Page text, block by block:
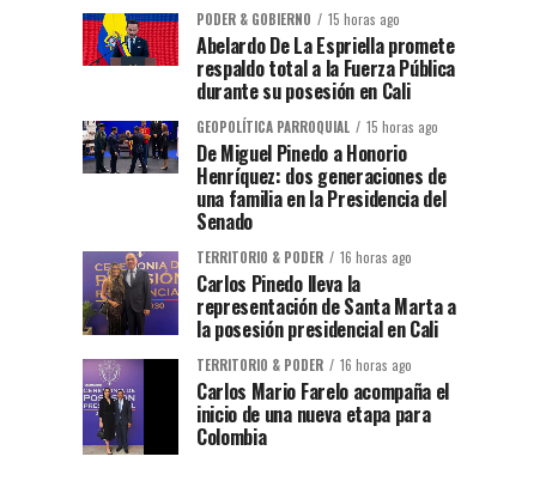
PODER & GOBIERNO 15 horas ago
Abelardo De La Espriella promete
respaldo total a la Fuerza Pública
durante su posesión en Cali
GEOPOLÍTICA PARROQUIAL 15 horas ago
De Miguel Pinedo a Honorio
Henríquez: dos generaciones de
una familia en la Presidencia del
Senado
TERRITORIO & PODER 16 horas ago
Carlos Pinedo lleva la
representación de Santa Marta a
la posesión presidencial en Cali
TERRITORIO & PODER 16 horas ago
Carlos Mario Farelo acompaña el
inicio de una nueva etapa para
Colombia